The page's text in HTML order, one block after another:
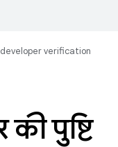
verification
पुष्टि